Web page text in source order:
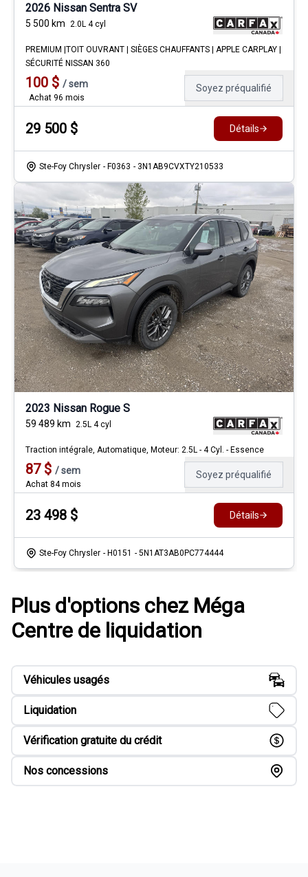
2026 Nissan Sentra SV
5 500 km 2.0L 4 cyl
PREMIUM |TOIT OUVRANT | SIÈGES CHAUFFANTS | APPLE CARPLAY |
SÉCURITÉ NISSAN 360
100 $ /sem
Achat 96 mois
Soyez préqualifié
29 500 $ Détails
Ste-Foy Chrysler - F0363 - 3N1AB9CVXTY210533
2023 Nissan Rogue S
59 489 km 2.5L 4 cyl
Traction intégrale, Automatique, Moteur: 2.5L - 4 Cyl. - Essence
87$ /sem
Achat 84 mois
Soyez préqualifié
23 498 $ Détails
Ste-Foy Chrysler - H0151 - 5N1AT3AB0PC774444
Plus d'options chez Méga
Centre de liquidation
Véhicules usagés
Liquidation
Vérification gratuite du crédit
Nos concessions